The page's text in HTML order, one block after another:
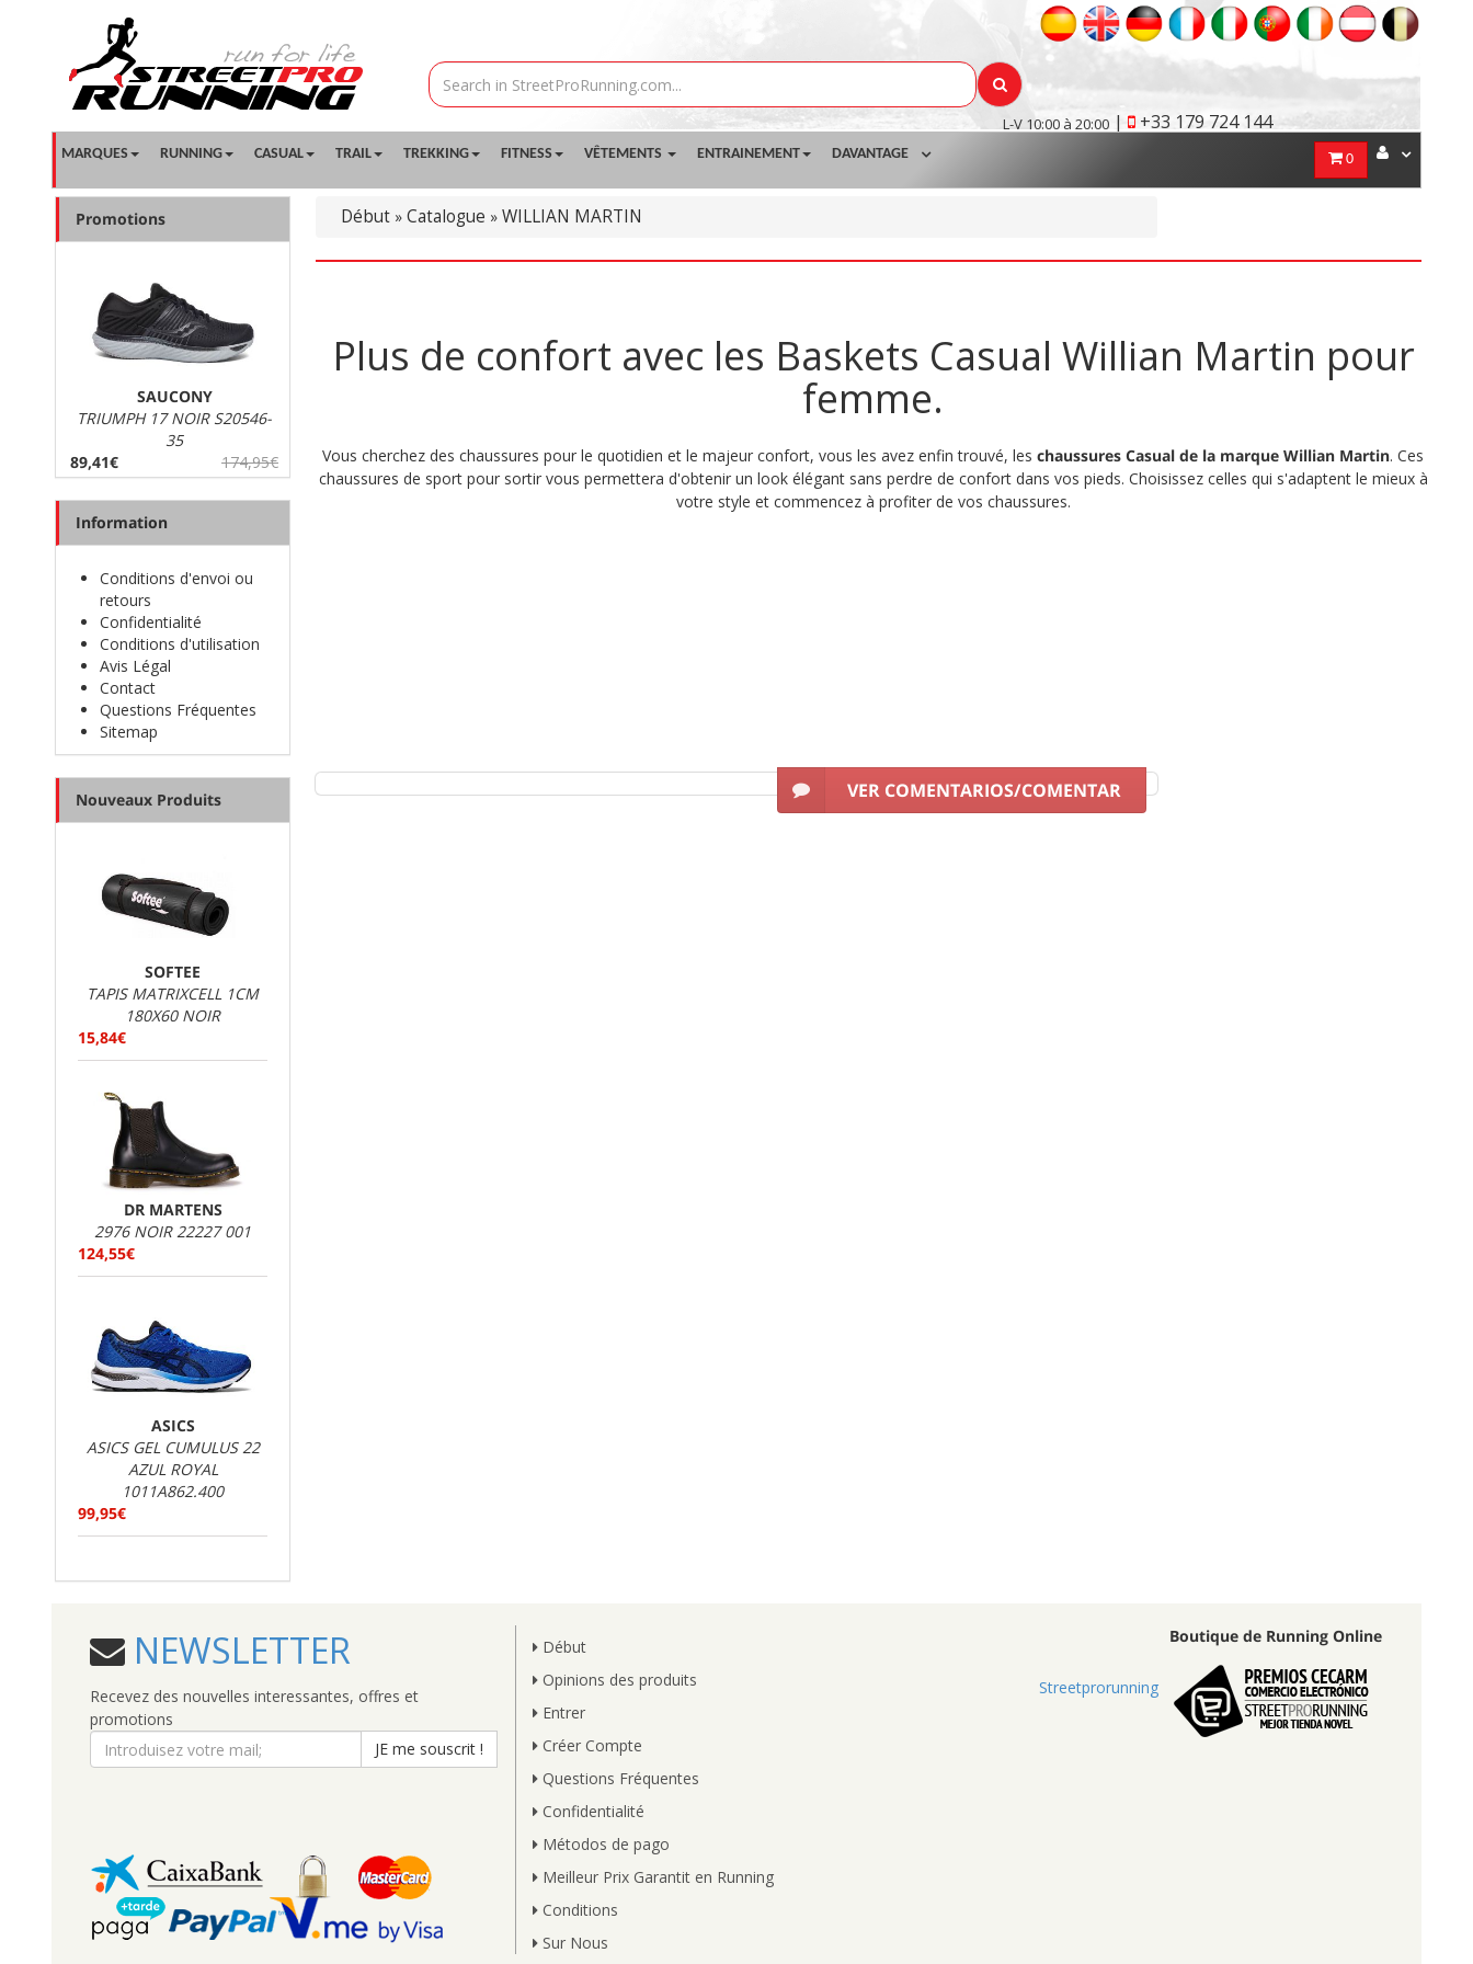
L-V 10:00 à 20:00 | +33 179 724 144
MARQUES RUNNING CASUAL TRAIL TREKKING FITNESS VÊTEMENTS ENTRAINEMENT DAVANTAGE 0
Début » Catalogue » WILLIAN MARTIN
Plus de confort avec les Baskets Casual Willian Martin pour
femme.
Vous cherchez des chaussures pour le quotidien et le majeur confort, vous les avez enfin trouvé, les chaussures Casual de la marque Willian Martin. Ces
chaussures de sport pour sortir vous permettera d'obtenir un look élégant sans perdre de confort dans vos pieds. Choisissez celles qui s'adaptent le mieux à
votre style et commencez à profiter de vos chaussures.
VER COMENTARIOS/COMENTAR
Promotions
SAUCONY
TRIUMPH 17 NOIR S20546-
35
89,41€
174,95€
Information
Conditions d'envoi ou
retours
Confidentialité
Conditions d'utilisation
Avis Légal
Contact
Questions Fréquentes
Sitemap
Nouveaux Produits
SOFTEE
TAPIS MATRIXCELL 1CM
180X60 NOIR
15,84€
DR MARTENS
2976 NOIR 22227 001
124,55€
ASICS
ASICS GEL CUMULUS 22
AZUL ROYAL
1011A862.400
99,95€
NEWSLETTER
Recevez des nouvelles interessantes, offres et
promotions
JE me souscrit !
Début
Opinions des produits
Entrer
Créer Compte
Questions Fréquentes
Confidentialité
Métodos de pago
Meilleur Prix Garantit en Running
Conditions
Sur Nous
Boutique de Running Online
Streetprorunning